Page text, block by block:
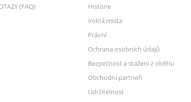
(FAQ)
Historie
Volná místa
Právní
Ochrana osobních údajů
Bezpečnost a stažení z oběhu
Obchodní partneři
Udržitelnost